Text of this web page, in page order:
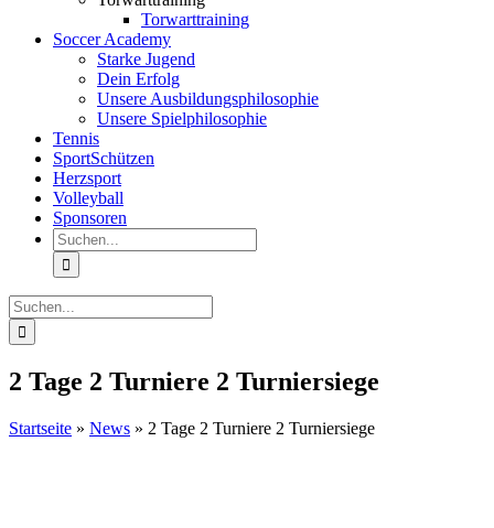
Torwarttraining
Soccer Academy
Starke Jugend
Dein Erfolg
Unsere Ausbildungsphilosophie
Unsere Spielphilosophie
Tennis
SportSchützen
Herzsport
Volleyball
Sponsoren
Suche
nach:
Suche
nach:
2 Tage 2 Turniere 2 Turniersiege
Startseite » News » 2 Tage 2 Turniere 2 Turniersiege